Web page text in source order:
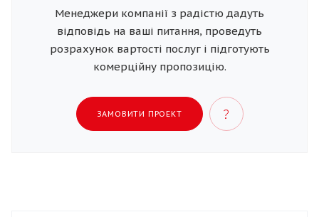
Менеджери компанії з радістю дадуть
відповідь на ваші питання, проведуть
розрахунок вартості послуг і підготують
комерційну пропозицію.
ЗАМОВИТИ ПРОЕКТ